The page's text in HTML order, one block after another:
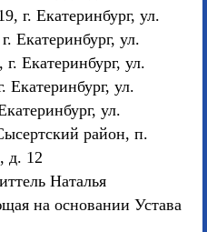
г. Екатеринбург, ул.
Екатеринбург, ул.
Екатеринбург, ул.
Екатеринбург, ул.
ул.
район, п.
д. 12
Наталья
на основании Устава